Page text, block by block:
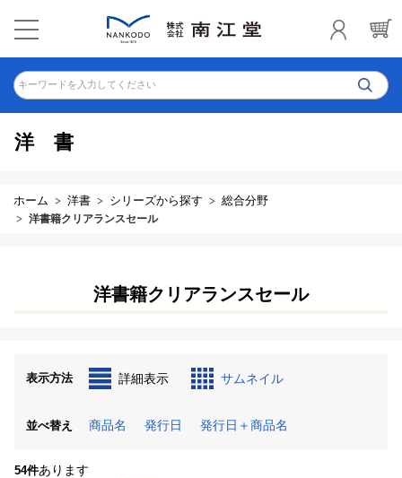
キーワードを入力してください
洋書
ホーム 洋書 シリーズから探す 総合分野
洋書籍クリアランスセール
洋書籍クリアランスセール
表示方法 詳細表示 サムネイル
並べ替え 商品名 発行日 発行日＋商品名
54件あります